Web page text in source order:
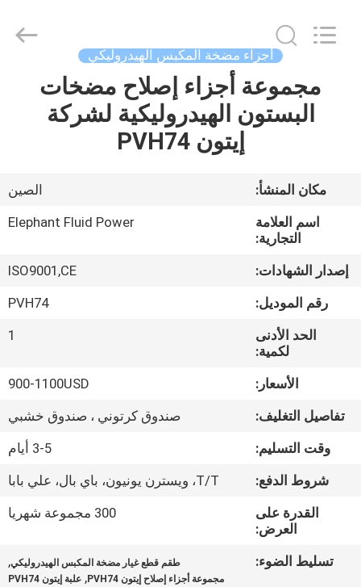
منزل،
معلومات
جولة
مراقبة
الجودة
اتصل
أخبار
Co.,Ltd.
أجزاء مضخة المكبس الهيدروليكي
مجموعة أجزاء إصلاح مضخات
البستون الهيدروليكية لشركة
إيتون PVH74
مكان المنشأ:
الصين
اسم العلامة
التجارية:
Elephant Fluid Power
إصدار الشهادات:
ISO9001,CE
رقم الموديل:
PVH74
الحد الأدنى
لكمية:
1
الأسعار:
900-1100USD
تفاصيل التغليف:
صندوق كرتوني ، صندوق خشبي
وقت التسليم:
3-5 أيام
شروط الدفع:
T/T، ويسترن يونيون، باي بال، علي بابا
القدرة على
العرض:
300 مجموعة شهريا
تسليط الضوء: طقم قطع غيار مضخة المكبس الهيدروليكي,
مجموعة أجزاء إصلاح إيتون PVH74 , علبة إيتون PVH74